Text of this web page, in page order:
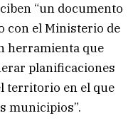
“un documento
con el Ministerio de
herramienta que
planificaciones
territorio en el que
municipios”.